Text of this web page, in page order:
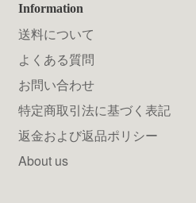
Information
送料について
よくある質問
お問い合わせ
特定商取引法に基づく表記
返金および返品ポリシー
About us